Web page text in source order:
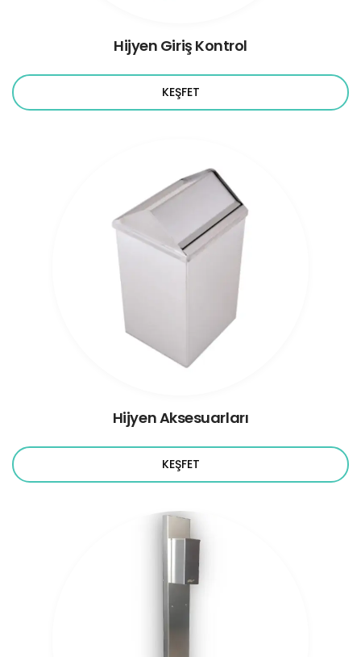
Hijyen Giriş Kontrol
KEŞFET
Hijyen Aksesuarları
KEŞFET